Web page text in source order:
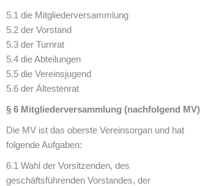
5.1 die Mitgliederversammlung
5.2 der Vorstand
5.3 der Turnrat
5.4 die Abteilungen
5.5 die Vereinsjugend
5.6 der Ältestenrat
§ 6 Mitgliederversammlung (nachfolgend MV)
Die MV ist das oberste Vereinsorgan und hat
folgende Aufgaben:
6.1 Wahl der Vorsitzenden, des
geschäftsführenden Vorstandes, der